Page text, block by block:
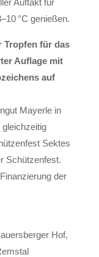
Auftakt für
°C genießen.
Tropfen für das
Auflage mit
auf
Mayerle in
Sektes
Schützenfest.
der
Hof,